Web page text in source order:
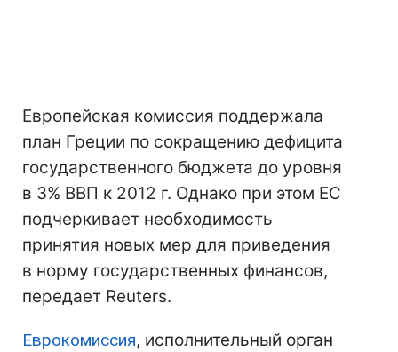
Европейская комиссия поддержала
план Греции по сокращению дефицита
государственного бюджета до уровня
в 3% ВВП к 2012 г. Однако при этом ЕС
подчеркивает необходимость
принятия новых мер для приведения
в норму государственных финансов,
передает Reuters.
Еврокомиссия, исполнительный орган